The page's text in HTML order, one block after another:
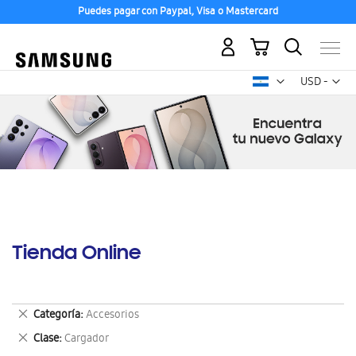
Puedes pagar con Paypal, Visa o Mastercard
USD -
dólar
Mi carrito
Tienda Online
Categoría Accesorios
Eliminar
este
artículo
Clase Cargador
Eliminar